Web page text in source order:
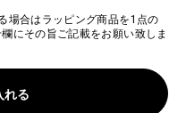
場合はラッピング商品を1点の
にその旨ご記載をお願い致しま
れる